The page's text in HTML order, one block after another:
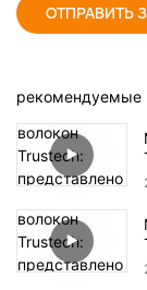
ОТПРАВИТЬ
рекомендуемые